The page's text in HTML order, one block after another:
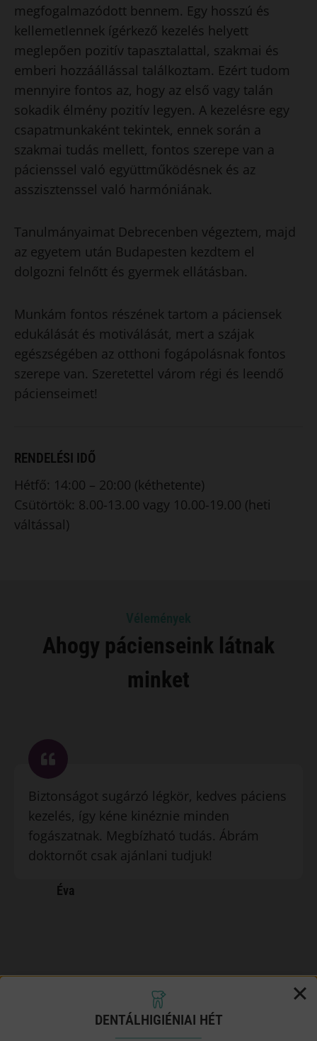
megfogalmazódott bennem. Egy hosszú és
kellemetlennek ígérkező kezelés helyett
meglepően pozitív tapasztalattal, szakmai és
emberi hozzáállással találkoztam. Ezért tudom
mennyire fontos az, hogy az első vagy talán
sokadik élmény pozitív legyen. A kezelésre egy
csapatmunkaként tekintek, ennek során a
szakmai tudás mellett, fontos szerepe van a
pácienssel való együttműködésnek és az
asszisztenssel való harmóniának.
Tanulmányaimat Debrecenben végeztem, majd
az egyetem után Budapesten kezdtem el
dolgozni felnőtt és gyermek ellátásban.
Munkám fontos részének tartom a páciensek
edukálását és motiválását, mert a szájak
egészségében az otthoni fogápolásnak fontos
szerepe van. Szeretettel várom régi és leendő
pácienseimet!
RENDELÉSI IDŐ
Hétfő: 14:00 – 20:00 (kéthetente)
Csütörtök: 8.00-13.00 vagy 10.00-19.00 (heti
váltással)
Vélemények
Ahogy pácienseink látnak
minket
Biztonságot sugárzó légkör, kedves páciens
kezelés, így kéne kinéznie minden
fogászatnak. Megbízható tudás. Ábrám
doktornőt csak ajánlani tudjuk!
Éva
DENTÁLHIGIÉNIAI HÉT